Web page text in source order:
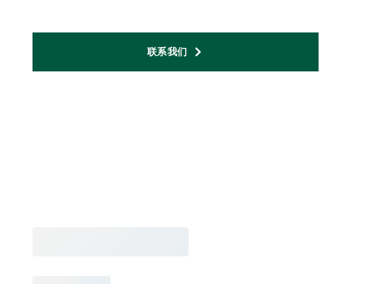
联系我们